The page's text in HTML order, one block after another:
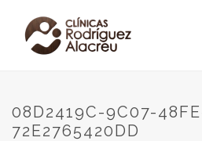
08D2419C-9C07-
72E2765420DD